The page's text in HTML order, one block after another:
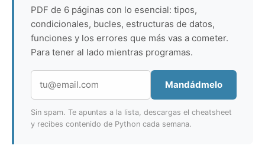
PDF de 6 páginas con lo esencial: tipos,
condicionales, bucles, estructuras de datos,
funciones y los errores que más vas a cometer.
Para tener al lado mientras programas.
Mandádmelo
Sin spam. Te apuntas a la lista, descargas el cheatsheet
y recibes contenido de Python cada semana.